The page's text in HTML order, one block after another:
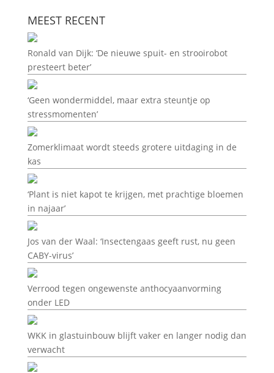
MEEST RECENT
Ronald van Dijk: ‘De nieuwe spuit- en strooirobot
presteert beter’
‘Geen wondermiddel, maar extra steuntje op
stressmomenten’
Zomerklimaat wordt steeds grotere uitdaging in de
kas
‘Plant is niet kapot te krijgen, met prachtige bloemen
in najaar’
Jos van der Waal: ‘Insectengaas geeft rust, nu geen
CABY-virus’
Verrood tegen ongewenste anthocyaanvorming
onder LED
WKK in glastuinbouw blijft vaker en langer nodig dan
verwacht